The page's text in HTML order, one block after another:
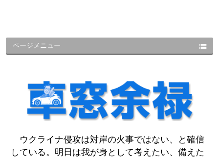
ページメニュー
ウクライナ侵攻は対岸の火事ではない、と確信
している。明日は我が身として考えたい、備えた